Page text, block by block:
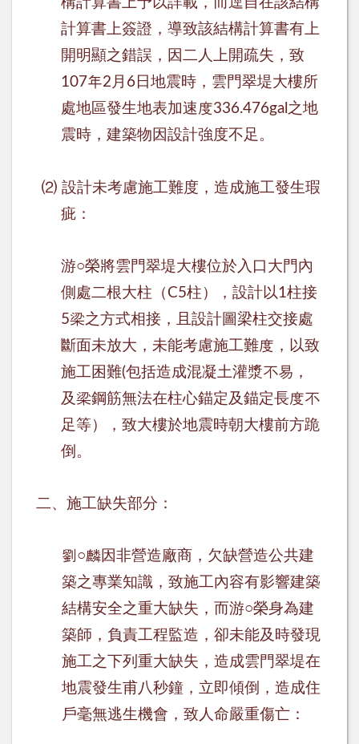
計算書上簽證，導致該結構計算書有上
開明顯之錯誤，因二人上開疏失，致
107年2 月 6日地震時，雲門翠堤大樓所
處地區發生地表加速度336.476gal 之地
震時，建築物因設計強度不足。
⑵ 設計未考慮施工難度，造成施工發生瑕
疵：
游○榮將雲門翠堤大樓位於入口大門內
側處二根大柱（ C5柱），設計以1柱接
5梁之方式相接，且設計圖梁柱交接處
斷面未放大，未能考慮施工難度，以致
施工困難(包括造成混凝土灌漿不易，
及梁鋼筋無法在柱心錨定及錨定長度不
足等），致大樓於地震時朝大樓前方跪
倒。
二、施工缺失部分：
劉○麟因非營造廠商，欠缺營造公共建
築之專業知識，致施工內容有影響建築
結構安全之重大缺失，而游○榮身為建
築師，負責工程監造，卻未能及時發現
施工之下列重大缺失，造成雲門翠堤在
地震發生甫八秒鐘，立即傾倒，造成住
戶毫無逃生機會，致人命嚴重傷亡：